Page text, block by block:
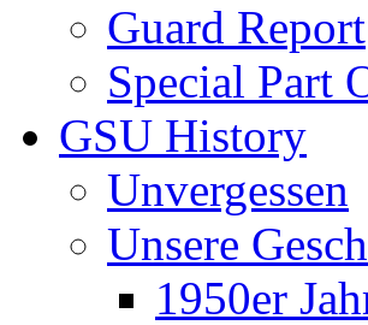
Guard Report
Special Part
GSU History
Unvergessen
Unsere
1950er